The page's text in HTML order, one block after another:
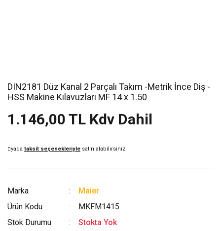
DIN2181 Düz Kanal 2 Parçalı Takım -Metrik İnce Diş -
HSS Makine Kılavuzları MF 14 x 1.50
1.146,00 TL Kdv Dahil
yada taksit seçenekleriyle satın alabilirsiniz
Marka
Maier
Ürün Kodu
MKFM1415
Stok Durumu
Stokta Yok